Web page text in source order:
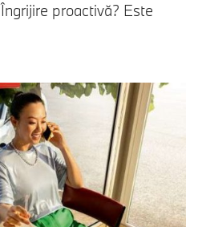
proactivă? Este